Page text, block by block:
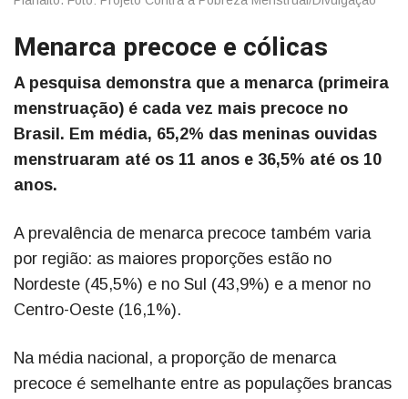
Menarca precoce e cólicas
A pesquisa demonstra que a menarca (primeira
menstruação) é cada vez mais precoce no
Brasil. Em média, 65,2% das meninas ouvidas
menstruaram até os 11 anos e 36,5% até os 10
anos.
A prevalência de menarca precoce também varia
por região: as maiores proporções estão no
Nordeste (45,5%) e no Sul (43,9%) e a menor no
Centro-Oeste (16,1%).
Na média nacional, a proporção de menarca
precoce é semelhante entre as populações brancas